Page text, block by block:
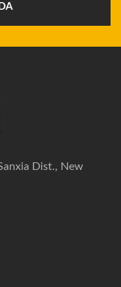
Dist., New